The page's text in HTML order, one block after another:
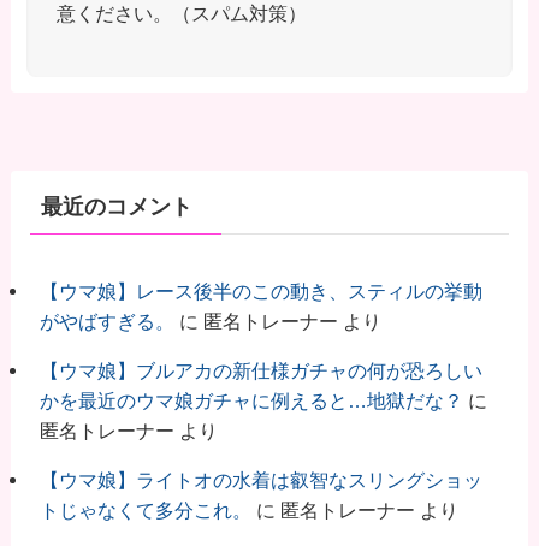
意ください。（スパム対策）
最近のコメント
【ウマ娘】レース後半のこの動き、スティルの挙動
がやばすぎる。
に 匿名トレーナー より
【ウマ娘】ブルアカの新仕様ガチャの何が恐ろしい
かを最近のウマ娘ガチャに例えると…地獄だな？ に
匿名トレーナー より
【ウマ娘】ライトオの水着は叡智なスリングショッ
トじゃなくて多分これ。
に 匿名トレーナー より